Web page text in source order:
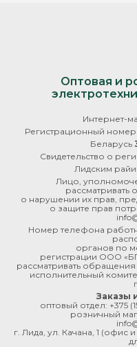
Оптовая и
Интернет-
Регистрационный
Беларусь
Свидетельство о
Лидским
Лицо,
рассматривать
о нарушении их прав,
о защите прав
Номер телефона
органов по
регистрации ООО
рассматривать
исполнительный
Заказы
оптовый отдел: +375
розничный
г. Лида, ул. Качана, 1 (офис